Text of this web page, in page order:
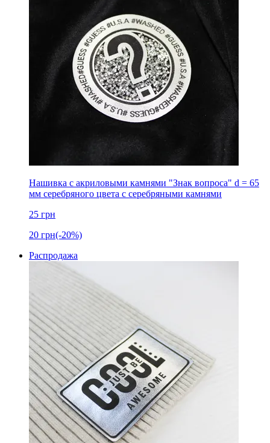
Нашивка с акриловыми камнями "Знак вопроса" d = 65
мм серебряного цвета с серебряными камнями
25 грн
20 грн(-20%)
Распродажа